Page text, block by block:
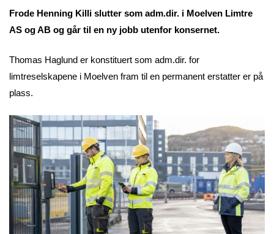
Frode Henning Killi slutter som adm.dir. i Moelven Limtre
AS og AB og går til en ny jobb utenfor konsernet.
Thomas Haglund er konstituert som adm.dir. for
limtreselskapene i Moelven fram til en permanent erstatter er på
plass.